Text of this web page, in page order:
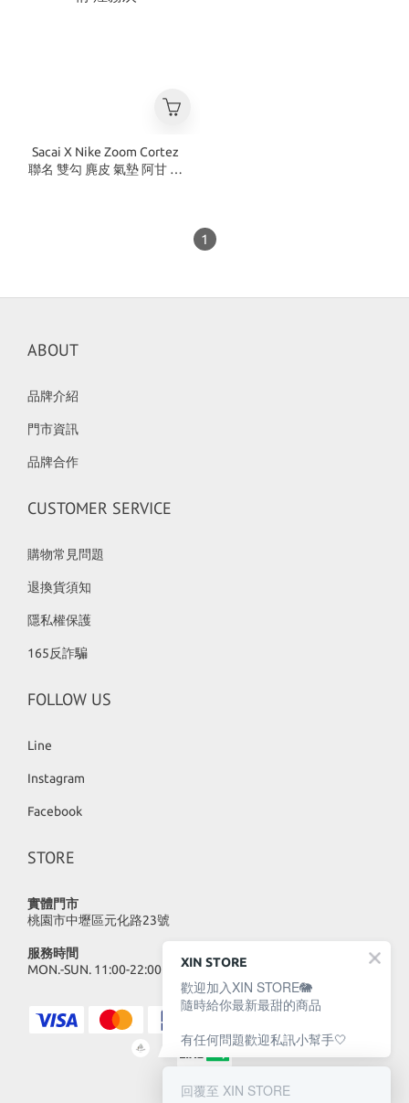
Sacai X Nike Zoom Cortez
聯名 雙勾 麂皮 氣墊 阿甘 解
1
ABOUT
品牌介紹
門市資訊
品牌合作
CUSTOMER SERVICE
購物常見問題
退換貨須知
隱私權保護
165反詐騙
FOLLOW US
Line
Instagram
Facebook
STORE
實體門市
桃園市中壢區元化路23號
服務時間
MON.-SUN. 11:00-22:00
XIN STORE
歡迎加入XIN STORE🐘
隨時給你最新最甜的商品
有任何問題歡迎私訊小幫手🤍
回覆至 XIN STORE